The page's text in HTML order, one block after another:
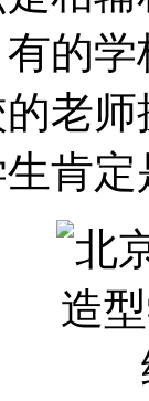
的
老
生肯